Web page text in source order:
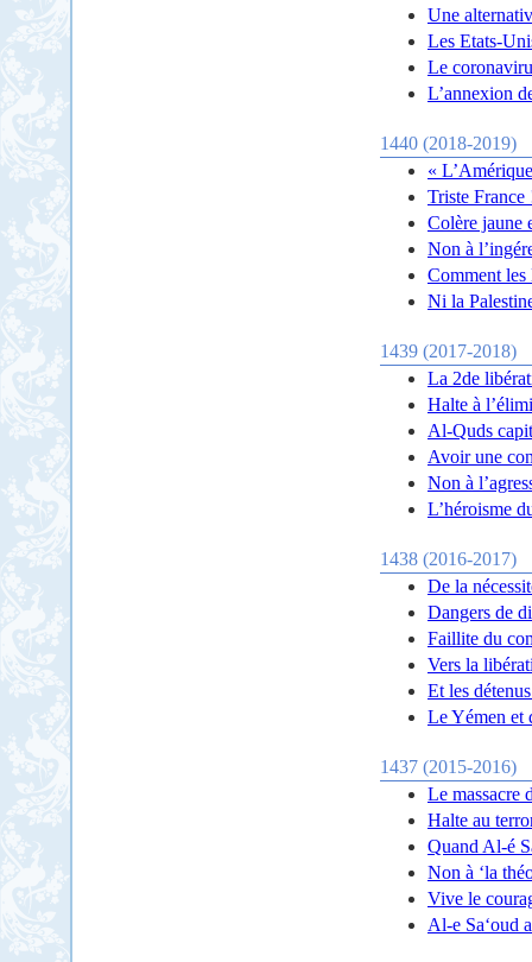
Une
Les Etats-
Le
L’annexion
1440 (2018-2019)
«
Triste France
Colère jaune
Non à
Comment
Ni la
1439 (2017-2018)
La 2de
Halte à
Al-Quds
Avoir une
Non à
L’héroisme
1438 (2016-2017)
De la
Dangers de
Faillite du
Vers la
Et les
Le Yémen et
1437 (2015-2016)
Le massacre
Halte au
Quand Al-é
Non à ‘la
Vive le
Al-e Sa‘oud